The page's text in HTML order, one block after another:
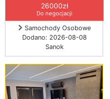
26000zł
Do negocjacji
Samochody Osobowe
Dodano: 2026-08-08
Sanok